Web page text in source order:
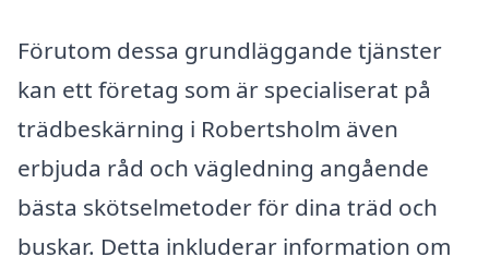
Förutom dessa grundläggande tjänster
kan ett företag som är specialiserat på
trädbeskärning i Robertsholm även
erbjuda råd och vägledning angående
bästa skötselmetoder för dina träd och
buskar. Detta inkluderar information om